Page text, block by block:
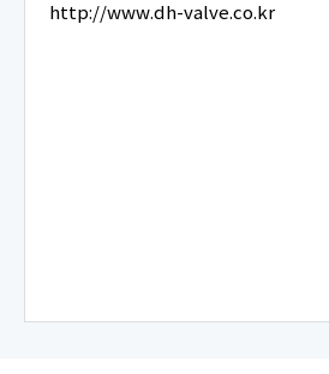
http://www.dh-valve.co.kr